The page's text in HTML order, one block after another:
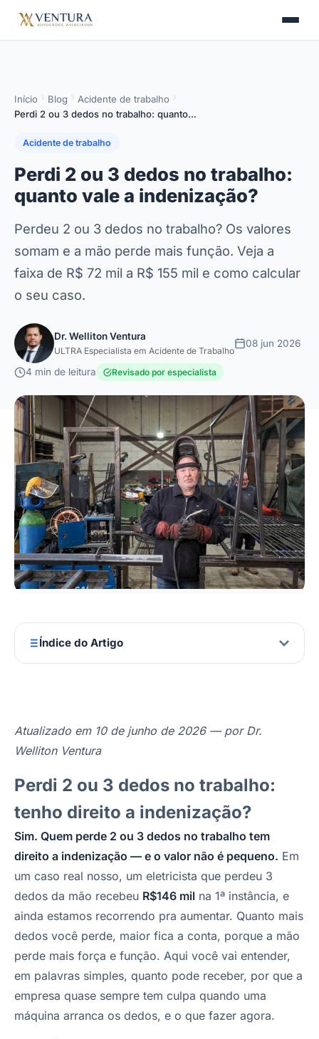
Início Blog
Acidente de trabalho
Perdi 2 ou 3 dedos no trabalho: quanto…
Acidente de trabalho
Perdi 2 ou 3 dedos no trabalho:
quanto vale a indenização?
Perdeu 2 ou 3 dedos no trabalho? Os valores
somam e a mão perde mais função. Veja a
faixa de R$ 72 mil a R$ 155 mil e como calcular
o seu caso.
Dr. Welliton Ventura
ULTRA Especialista em Acidente de Trabalho
08 jun 2026
4 min de leitura Revisado por especialista
Índice do Artigo
Atualizado em 10 de junho de 2026 — por Dr.
Welliton Ventura
Perdi 2 ou 3 dedos no trabalho:
tenho direito a indenização?
Sim. Quem perde 2 ou 3 dedos no trabalho tem
direito a indenização — e o valor não é pequeno. Em
um caso real nosso, um eletricista que perdeu 3
dedos da mão recebeu R$146 mil na 1ª instância, e
ainda estamos recorrendo pra aumentar. Quanto mais
dedos você perde, maior fica a conta, porque a mão
perde mais força e função. Aqui você vai entender,
em palavras simples, quanto pode receber, por que a
empresa quase sempre tem culpa quando uma
máquina arranca os dedos, e o que fazer agora.